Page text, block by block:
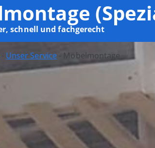
schnell und fachgerecht
- Unser Service - Möbelmontage